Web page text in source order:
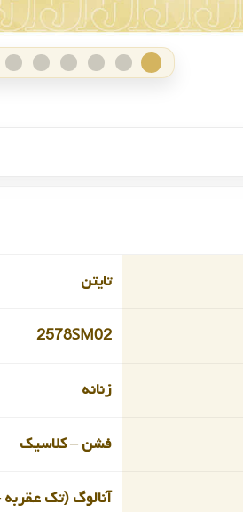
تایتن
2578SM02
زنانه
فشن – کلاسیک
آنالوگ (تک